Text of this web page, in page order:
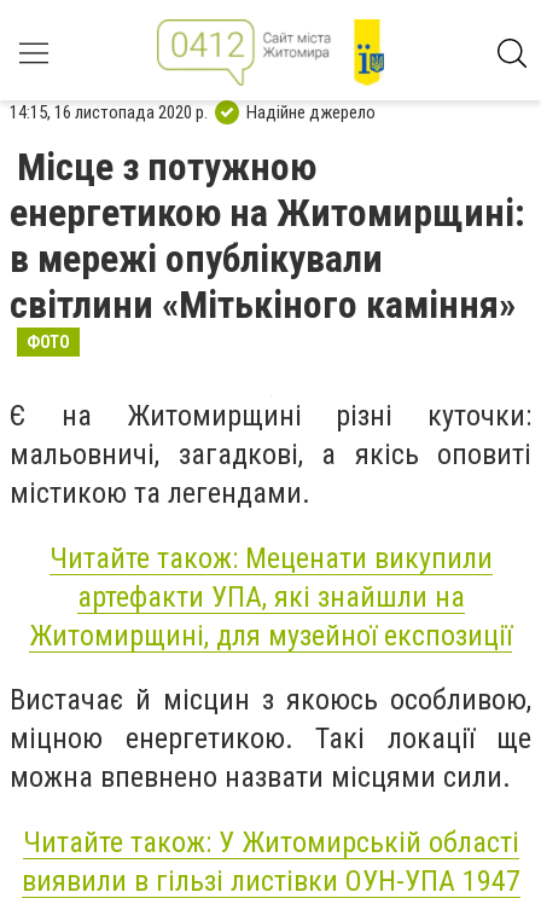
14:15, 16 листопада 2020 р. Надійне джерело
Місце з потужною
енергетикою на Житомирщині:
в мережі опублікували
світлини «Мітькіного каміння»
ФОТО
Є на Житомирщині різні куточки:
мальовничі, загадкові, а якісь оповиті
містикою та легендами.
Читайте також: Меценати викупили
артефакти УПА, які знайшли на
Житомирщині, для музейної експозиції
Вистачає й місцин з якоюсь особливою,
міцною енергетикою. Такі локації ще
можна впевнено назвати місцями сили.
Читайте також: У Житомирській області
виявили в гільзі листівки ОУН-УПА 1947